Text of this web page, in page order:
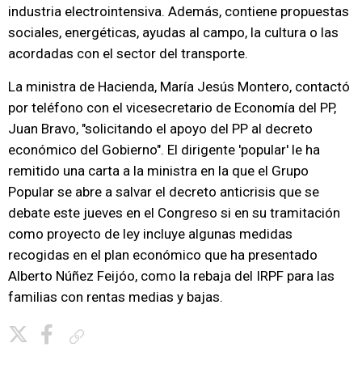
industria electrointensiva. Además, contiene propuestas
sociales, energéticas, ayudas al campo, la cultura o las
acordadas con el sector del transporte.
La ministra de Hacienda, María Jesús Montero, contactó
por teléfono con el vicesecretario de Economía del PP,
Juan Bravo, "solicitando el apoyo del PP al decreto
económico del Gobierno". El dirigente 'popular' le ha
remitido una carta a la ministra en la que el Grupo
Popular se abre a salvar el decreto anticrisis que se
debate este jueves en el Congreso si en su tramitación
como proyecto de ley incluye algunas medidas
recogidas en el plan económico que ha presentado
Alberto Núñez Feijóo, como la rebaja del IRPF para las
familias con rentas medias y bajas.